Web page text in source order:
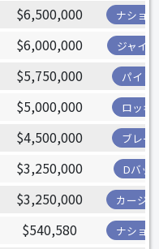
$6,500,000 ナショ
$6,000,000 ジャイ
$5,750,000 パイレ
$5,000,000 ロッキ
$4,500,000 ブレー
$3,250,000 Dバッ
$3,250,000 カージ
$540,580 ナショ